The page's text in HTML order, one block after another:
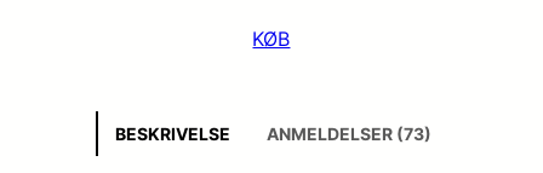
KØB
BESKRIVELSE ANMELDELSER (73)